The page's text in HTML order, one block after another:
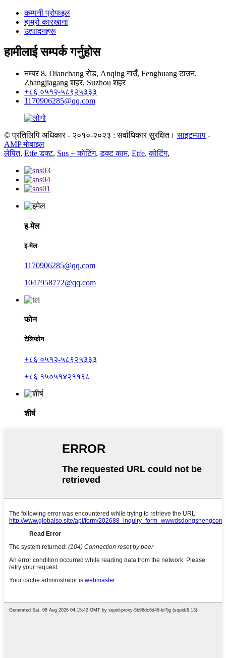
कम्पनी प्रोफइल
हाम्रो कारखाना
उत्पादनहरू
हामीलाई सम्पर्क गर्नुहोस
नम्बर 8, Dianchang रोड, Anqing गाउँ, Fenghuang टाउन,
Zhangjiagang शहर, Suzhou शहर
+८६ ०५१२-५८९२५३३३
1170906285@qq.com
© प्रतिलिपि अधिकार - २०१०-२०२३ : सर्वाधिकार सुरक्षित। साइटम्याप -
AMP मोबाइल
लेपित, Etfe डक्ट, Sus + कोटिंग,डक्ट काम, Etfe,कोटिंग,
इ-मेल
इ-मेल
1170906285@qq.com
1047958772@qq.com
फोन
टेलिफोन
+८६ ०५१२-५८९२५३३३
+८६ १५०५१४२११९८
शीर्ष